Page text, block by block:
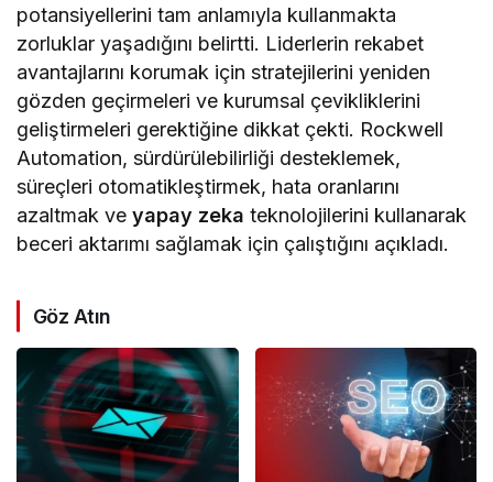
potansiyellerini tam anlamıyla kullanmakta
zorluklar yaşadığını belirtti. Liderlerin rekabet
avantajlarını korumak için stratejilerini yeniden
gözden geçirmeleri ve kurumsal çevikliklerini
geliştirmeleri gerektiğine dikkat çekti. Rockwell
Automation, sürdürülebilirliği desteklemek,
süreçleri otomatikleştirmek, hata oranlarını
azaltmak veyapay zeka teknolojilerini kullanarak
beceri aktarımı sağlamak için çalıştığını açıkladı.
Göz Atın